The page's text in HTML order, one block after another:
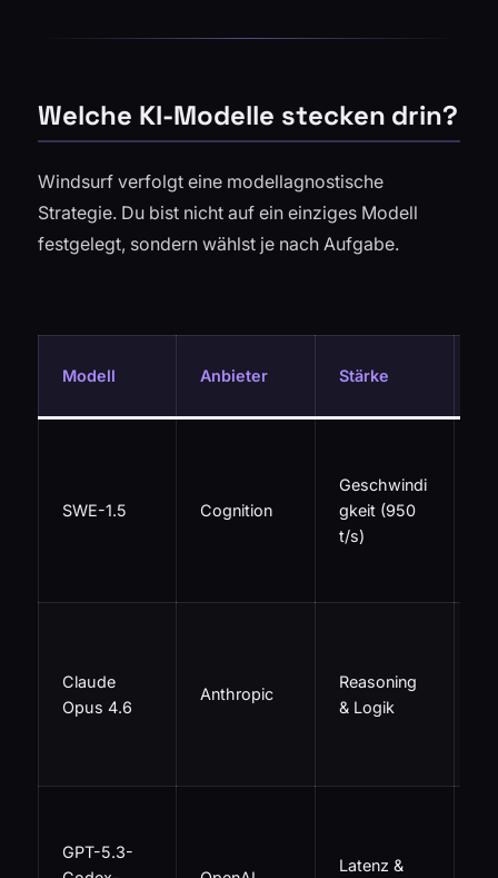
Welche KI-Modelle stecken drin?
Windsurf verfolgt eine modellagnostische
Strategie. Du bist nicht auf ein einziges Modell
festgelegt, sondern wählst je nach Aufgabe.
Modell Anbieter Stärke
SWE-1.5 Cognition
Geschwindi
gkeit (950
t/s)
Claude
Opus 4.6
Anthropic
Reasoning
& Logik
GPT-5.3-
Latenz &